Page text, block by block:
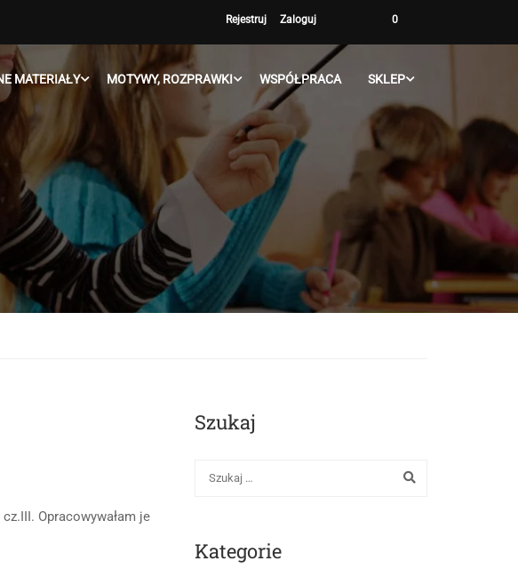
Rejestruj Zaloguj 0
MATERIAŁY MOTYWY, ROZPRAWKI WSPÓŁPRACA SKLEP
Opracowywałam je
Szukaj
Kategorie